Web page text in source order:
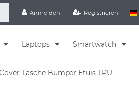
Anmelden Registrieren
Laptops Smartwatch
Tasche Bumper Etuis TPU